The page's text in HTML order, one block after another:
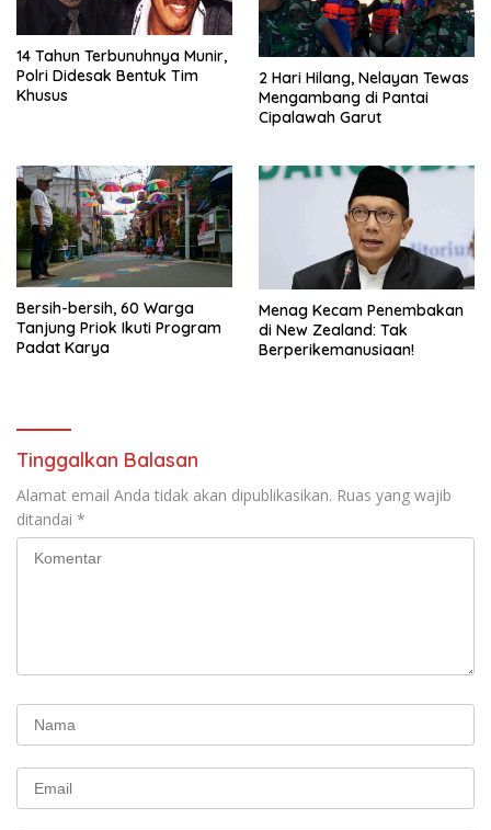
14 Tahun Terbunuhnya Munir,
Polri Didesak Bentuk Tim
Khusus
2 Hari Hilang, Nelayan Tewas
Mengambang di Pantai
Cipalawah Garut
Bersih-bersih, 60 Warga
Tanjung Priok Ikuti Program
Padat Karya
Menag Kecam Penembakan
di New Zealand: Tak
Berperikemanusiaan!
Tinggalkan Balasan
Alamat email Anda tidak akan dipublikasikan. Ruas yang wajib
ditandai *